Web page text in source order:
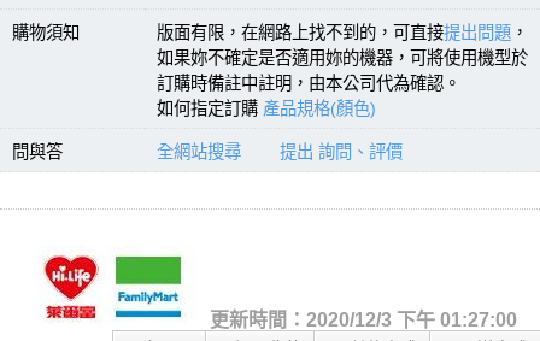
購物須知 版面有限，在網路上找不到的，可直接提出問題 ，
如果妳不確定是否適用妳的機器，可將使用機型於
訂購時備註中註明，由本公司代為確認。
如何指定訂購 產品規格(顏色)
問與答 全網站搜尋 提出 詢問、評價
更新時間：2020/12/3 下午 01:27:00